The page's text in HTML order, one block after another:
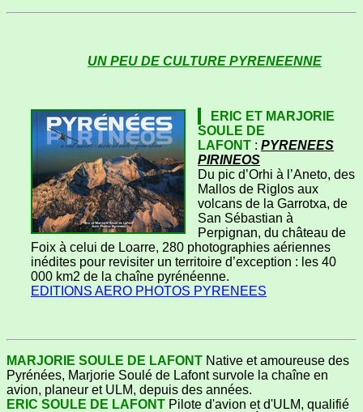
UN PEU DE CULTURE PYRENEENNE
ERIC ET MARJORIE
SOULE DE
LAFONT : PYRENEES
PIRINEOS
Du pic d’Orhi à l’Aneto, des
Mallos de Riglos aux
volcans de la Garrotxa, de
San Sébastian à
Perpignan, du château de
Foix à celui de Loarre, 280 photographies aériennes
inédites pour revisiter un territoire d’exception : les 40
000 km2 de la chaîne pyrénéenne.
EDITIONS AERO PHOTOS PYRENEES
MARJORIE SOULE DE LAFONT Native et amoureuse des
Pyrénées, Marjorie Soulé de Lafont survole la chaîne en
avion, planeur et ULM, depuis des années.
ERIC SOULE DE LAFONT Pilote d'avion et d'ULM, qualifié